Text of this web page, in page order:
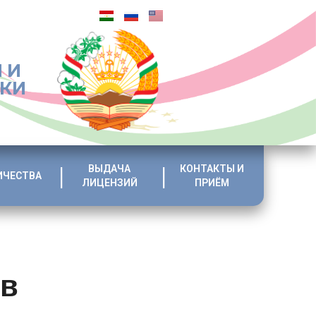
И
ВЫДАЧА
ЛИЦЕНЗИЙ
КОНТАКТЫ И
ПРИЁМ